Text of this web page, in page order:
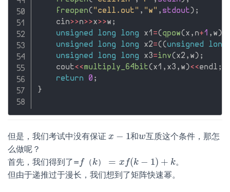
freopen( "cell.out" , "w" , stdout) ;
    cin
>>n>>x>>w ;
unsigned
long long x1 =(qpow(x , n+1 , w)
unsigned
long long x2=((unsigned
long
unsigned
long long x3=inv(x2 , w) ;
    cout
<<multiply_64bit(x1 , x3 , w)<<endl ;
return
0 ;
}
但是，我们考试中没有保证 x − 1和w
x−1 和w
互质这个条件，那怎
么做呢？
首先，我们得到了= f（k） = x f(k − 1) + k
f（k） xf k−1)+k
。
但由于递推过于漫长，我们想到了矩阵快速幂。